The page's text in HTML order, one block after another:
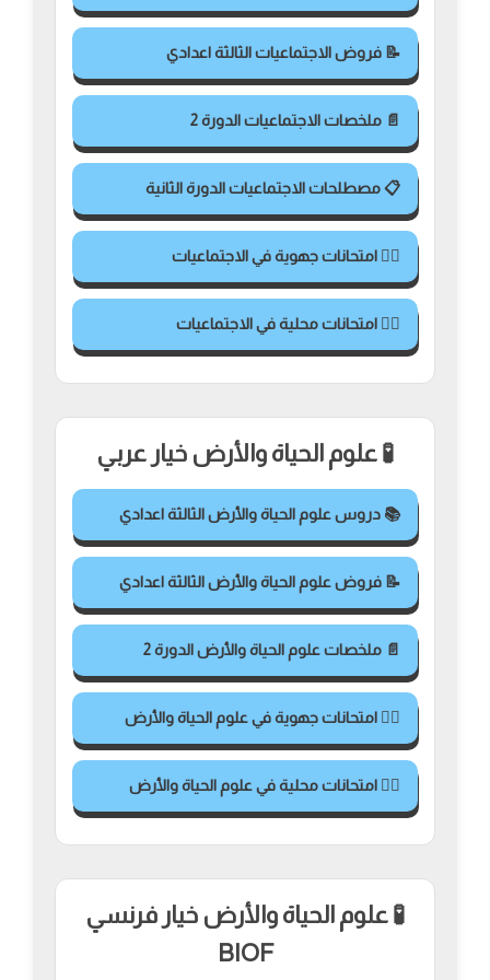
📝 فروض الاجتماعيات الثالثة اعدادي
📄 ملخصات الاجتماعيات الدورة 2
📋 مصطلحات الاجتماعيات الدورة الثانية
✍🏻 امتحانات جهوية في الاجتماعيات
✍🏻 امتحانات محلية في الاجتماعيات
🧪 علوم الحياة والأرض خيار عربي
📚 دروس علوم الحياة والأرض الثالثة اعدادي
📝 فروض علوم الحياة والأرض الثالثة اعدادي
📄 ملخصات علوم الحياة والأرض الدورة 2
✍🏻 امتحانات جهوية في علوم الحياة والأرض
✍🏻 امتحانات محلية في علوم الحياة والأرض
🧪 علوم الحياة والأرض خيار فرنسي
BIOF